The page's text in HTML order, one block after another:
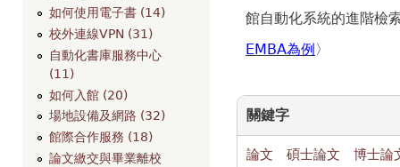
如何使用電子書 (14)
校外連線VPN (31)
自動化書庫服務中心
(11)
如何入館 (20)
場地設備及網路 (32)
館際合作服務 (18)
論文繳交與畢業離校
館自動化系統的進階檢
EMBA為例〉
關鍵字
論文 碩士論文 博士論